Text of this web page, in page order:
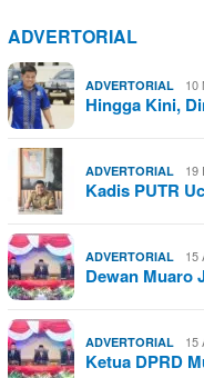
ADVERTORIAL
ADVERTORIAL 10
Hingga Kini,
ADVERTORIAL 19
Kadis PUTR
ADVERTORIAL 15
Dewan Muaro
ADVERTORIAL 15
Ketua DPRD